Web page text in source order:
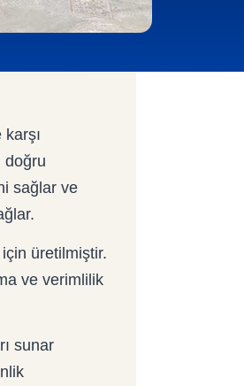
doğru
sağlar ve
üretilmiştir.
ve verimlilik
sunar